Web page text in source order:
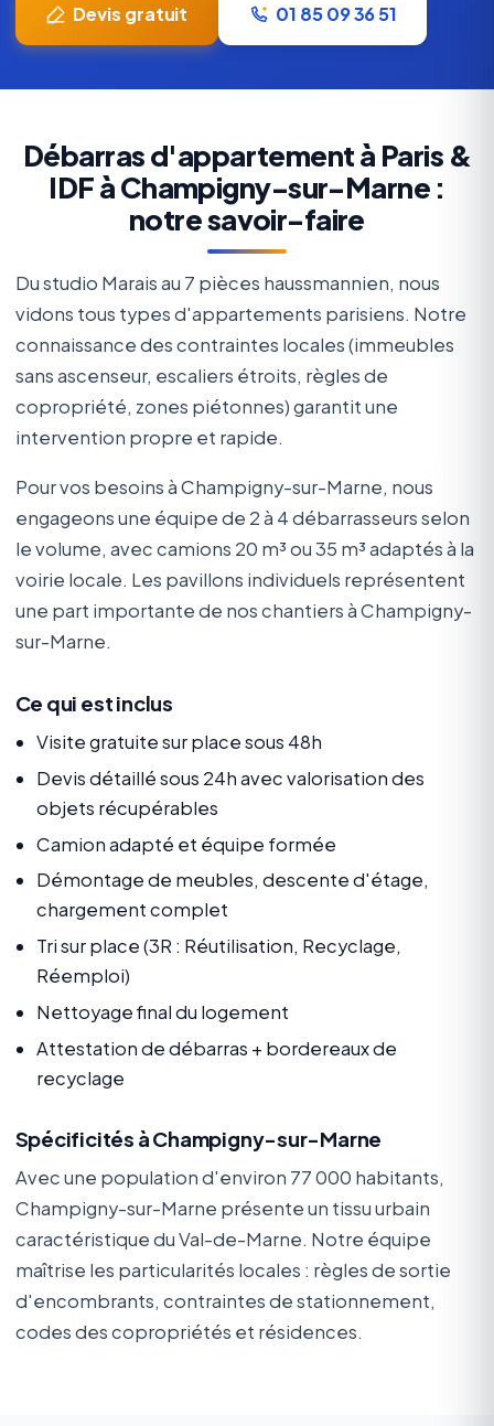
Devis gratuit 01 85 09 36 51
Débarras d'appartement à Paris &
IDF à Champigny-sur-Marne :
notre savoir-faire
Du studio Marais au 7 pièces haussmannien, nous
vidons tous types d'appartements parisiens. Notre
connaissance des contraintes locales (immeubles
sans ascenseur, escaliers étroits, règles de
copropriété, zones piétonnes) garantit une
intervention propre et rapide.
Pour vos besoins à Champigny-sur-Marne, nous
engageons une équipe de 2 à 4 débarrasseurs selon
le volume, avec camions 20 m³ ou 35 m³ adaptés à la
voirie locale. Les pavillons individuels représentent
une part importante de nos chantiers à Champigny-
sur-Marne.
Ce qui est inclus
Visite gratuite sur place sous 48h
Devis détaillé sous 24h avec valorisation des
objets récupérables
Camion adapté et équipe formée
Démontage de meubles, descente d'étage,
chargement complet
Tri sur place (3R : Réutilisation, Recyclage,
Réemploi)
Nettoyage final du logement
Attestation de débarras + bordereaux de
recyclage
Spécificités à Champigny-sur-Marne
Avec une population d'environ 77 000 habitants,
Champigny-sur-Marne présente un tissu urbain
caractéristique du Val-de-Marne. Notre équipe
maîtrise les particularités locales : règles de sortie
d'encombrants, contraintes de stationnement,
codes des copropriétés et résidences.